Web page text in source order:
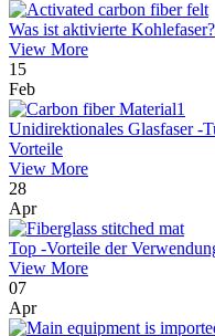
Was ist aktivierte Kohlefaser?
View More
15
Feb
Unidirektionales Glasfaser -
Vorteile
View More
28
Apr
Top -Vorteile der
View More
07
Apr